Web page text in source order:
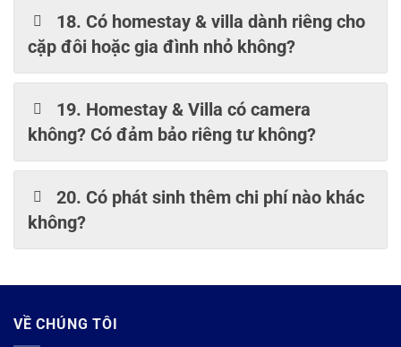
18. Có homestay & villa dành riêng cho
cặp đôi hoặc gia đình nhỏ không?
19. Homestay & Villa có camera
không? Có đảm bảo riêng tư không?
20. Có phát sinh thêm chi phí nào khác
không?
VỀ CHÚNG TÔI